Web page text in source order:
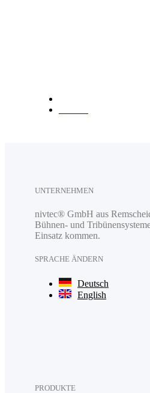
UNTERNEHMEN
nivtec® GmbH aus
Bühnen- und
Einsatz kommen.
SPRACHE ÄNDERN
Deutsch
English
PRODUKTE